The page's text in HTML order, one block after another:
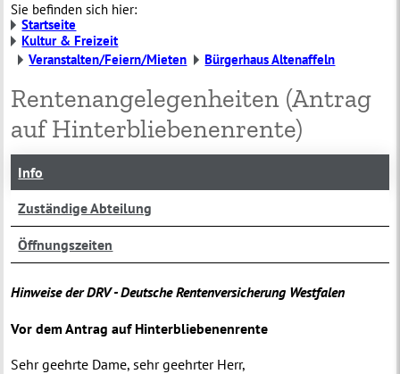
Sie befinden sich hier:
Startseite
Kultur & Freizeit
Veranstalten/Feiern/Mieten
Bürgerhaus Altenaffeln
Rentenangelegenheiten (Antrag
auf Hinterbliebenenrente)
Info
Zuständige Abteilung
Öffnungszeiten
Hinweise der DRV - Deutsche Rentenversicherung Westfalen
Vor dem Antrag auf Hinterbliebenenrente
Sehr geehrte Dame, sehr geehrter Herr,